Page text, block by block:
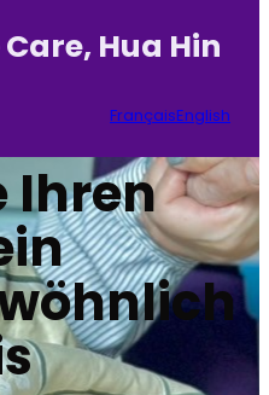
Hua Hin
FrançaisEnglish
Ihren